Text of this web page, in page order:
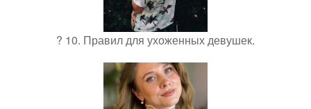
? 10. Правил для ухоженных девушек.